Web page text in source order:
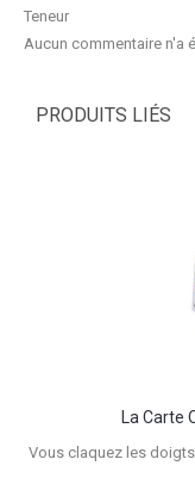
Teneur
Aucun commentaire n'a
PRODUITS LIÉS
La Carte
Vous claquez les